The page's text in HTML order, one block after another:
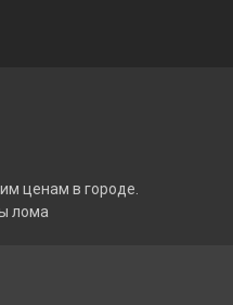
ценам в городе.
лома